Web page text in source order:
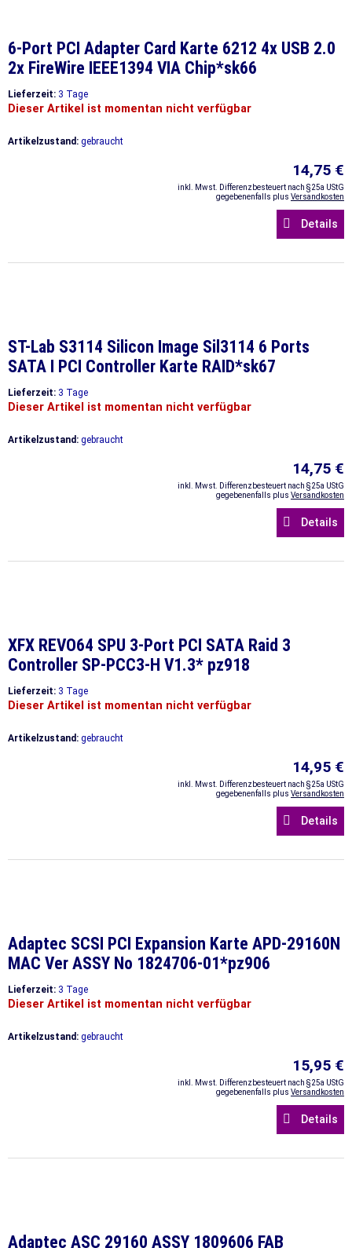
6-Port PCI Adapter Card Karte 6212 4x USB 2.0
2x FireWire IEEE1394 VIA Chip*sk66
Lieferzeit: 3 Tage
Dieser Artikel ist momentan nicht verfügbar
Artikelzustand: gebraucht
14,75 €
inkl. Mwst. Differenzbesteuert nach §25a UStG
gegebenenfalls plus Versandkosten
Details
ST-Lab S3114 Silicon Image Sil3114 6 Ports
SATA I PCI Controller Karte RAID*sk67
Lieferzeit: 3 Tage
Dieser Artikel ist momentan nicht verfügbar
Artikelzustand: gebraucht
14,75 €
inkl. Mwst. Differenzbesteuert nach §25a UStG
gegebenenfalls plus Versandkosten
Details
XFX REVO64 SPU 3-Port PCI SATA Raid 3
Controller SP-PCC3-H V1.3* pz918
Lieferzeit: 3 Tage
Dieser Artikel ist momentan nicht verfügbar
Artikelzustand: gebraucht
14,95 €
inkl. Mwst. Differenzbesteuert nach §25a UStG
gegebenenfalls plus Versandkosten
Details
Adaptec SCSI PCI Expansion Karte APD-29160N
MAC Ver ASSY No 1824706-01*pz906
Lieferzeit: 3 Tage
Dieser Artikel ist momentan nicht verfügbar
Artikelzustand: gebraucht
15,95 €
inkl. Mwst. Differenzbesteuert nach §25a UStG
gegebenenfalls plus Versandkosten
Details
Adaptec ASC 29160 ASSY 1809606 FAB